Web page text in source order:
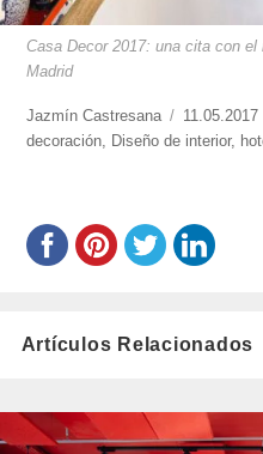
Casa Decor 2017: una cita con
Madrid
https://www.experimenta.es/
castresana/
Jazmín Castresana
Publicado
el
11.05.2017
decoración Diseño de interior,
Artículos Relacionados